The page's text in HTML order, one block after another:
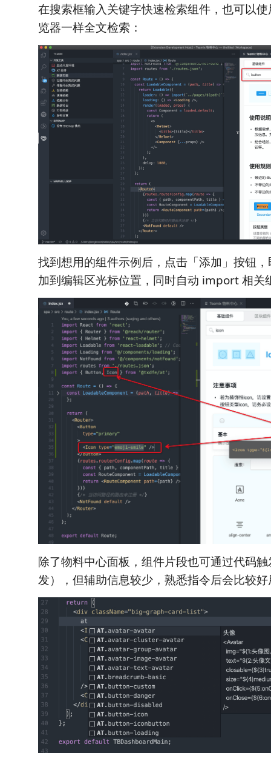
在搜索框输入关键字快速检索组件，也可以
览器一样全文检索：
找到想用的组件示例后，点击「添加」按钮
加到编辑区光标位置，同时自动 import 相关
除了物料中心面板，组件片段也可通过代码
发），但辅助信息较少，熟悉指令后会比较